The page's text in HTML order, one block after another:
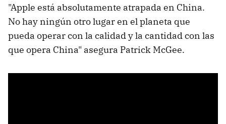
"Apple está absolutamente atrapada en China.
No hay ningún otro lugar en el planeta que
pueda operar con la calidad y la cantidad con las
que opera China" asegura Patrick McGee.